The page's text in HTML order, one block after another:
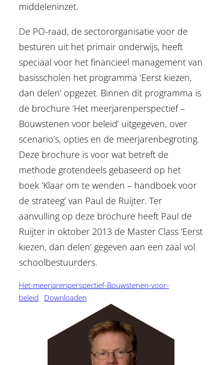
middeleninzet.
De PO-raad, de sectororganisatie voor de
besturen uit het primair onderwijs, heeft
speciaal voor het financieel management van
basisscholen het programma ‘Eerst kiezen,
dan delen‘ opgezet. Binnen dit programma is
de brochure ‘Het meerjarenperspectief –
Bouwstenen voor beleid’ uitgegeven, over
scenario’s, opties en de meerjarenbegroting.
Deze brochure is voor wat betreft de
methode grotendeels gebaseerd op het
boek ‘Klaar om te wenden – handboek voor
de strateeg’ van Paul de Ruijter. Ter
aanvulling op deze brochure heeft Paul de
Ruijter in oktober 2013 de Master Class ‘Eerst
kiezen, dan delen’ gegeven aan een zaal vol
schoolbestuurders.
Het-meerjarenperspectief-Bouwstenen-voor-
beleid
Downloaden